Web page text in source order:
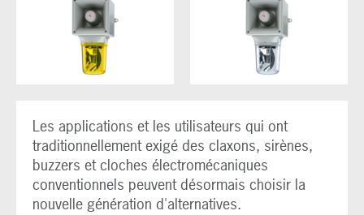
Les applications et les utilisateurs qui ont
traditionnellement exigé des claxons, sirènes,
buzzers et cloches électromécaniques
conventionnels peuvent désormais choisir la
nouvelle génération d'alternatives.